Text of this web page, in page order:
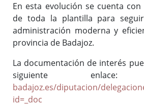
En esta evolución se cuenta
de toda la plantilla para
administración moderna y
provincia de Badajoz.
La documentación de interés
siguiente
badajoz.es/diputacion/
id=_doc